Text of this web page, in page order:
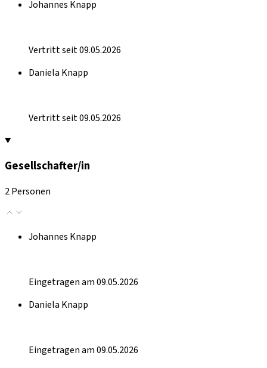
Johannes Knapp
Vertritt seit 09.05.2026
Daniela Knapp
Vertritt seit 09.05.2026
Gesellschafter/in
2 Personen
Johannes Knapp
Eingetragen am 09.05.2026
Daniela Knapp
Eingetragen am 09.05.2026